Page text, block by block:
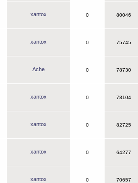
xantox 0 80046
xantox 0 75745
Ache 0 78730
xantox 0 78104
xantox 0 82725
xantox 0 64277
xantox 0 70657